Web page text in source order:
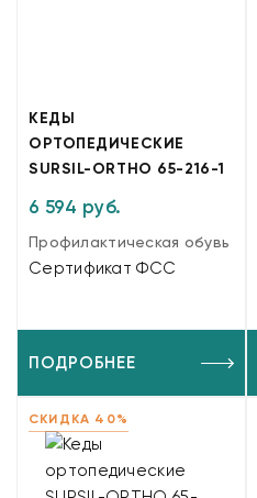
КЕДЫ
ОРТОПЕДИЧЕСКИЕ
SURSIL-ORTHO 65-216-1
6 594 руб.
Профилактическая обувь
Сертификат ФСС
ПОДРОБНЕЕ
СКИДКА 40%